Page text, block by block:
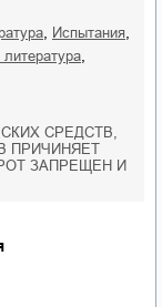
испытания
литература
СРЕДСТВ,
ПРИЧИНЯЕТ
ЗАПРЕЩЕН И